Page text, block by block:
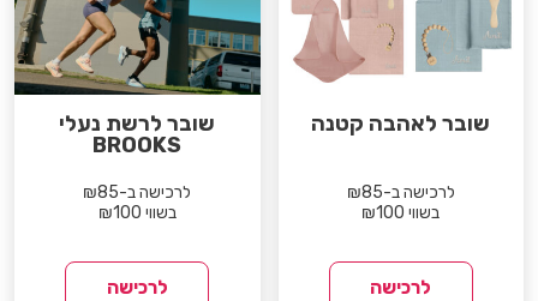
שובר לאהבה קטנה
לרכישה ב-₪85
בשווי ₪100
לרכישה
שובר לרשת נעלי
BROOKS
לרכישה ב-₪85
בשווי ₪100
לרכישה